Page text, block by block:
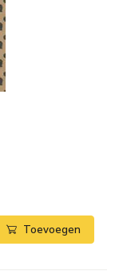
Toevoegen